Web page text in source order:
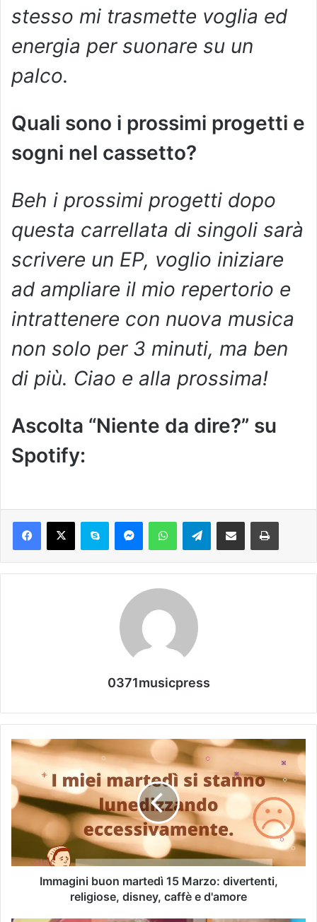
stesso mi trasmette voglia ed
energia per suonare su un
palco.
Quali sono i prossimi progetti e
sogni nel cassetto?
Beh i prossimi progetti dopo
questa carrellata di singoli sarà
scrivere un EP, voglio iniziare
ad ampliare il mio repertorio e
intrattenere con nuova musica
non solo per 3 minuti, ma ben
di più. Ciao e alla prossima!
Ascolta “Niente da dire?” su
Spotify:
0371musicpress
Immagini buon martedì 15 Marzo: divertenti,
religiose, disney, caffè e d'amore